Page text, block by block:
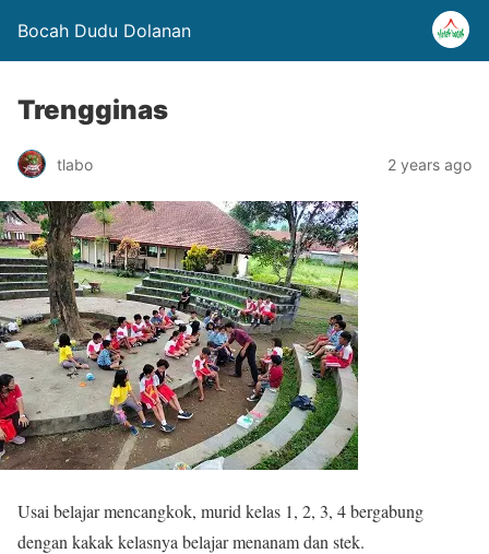
Bocah Dudu Dolanan
Trengginas
tlabo 2 years ago
Usai belajar mencangkok, murid kelas 1, 2, 3, 4 bergabung
dengan kakak kelasnya belajar menanam dan stek.